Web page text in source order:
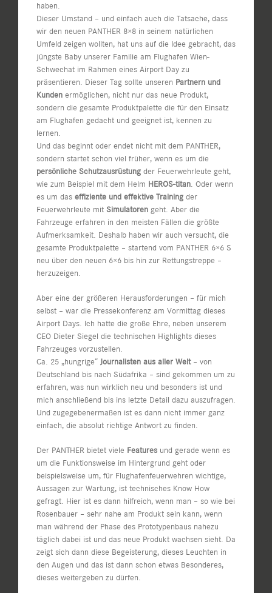
haben.
Dieser Umstand – und einfach auch die Tatsache, dass
wir den neuen PANTHER 8×8 in seinem natürlichen
Umfeld zeigen wollten, hat uns auf die Idee gebracht, das
jüngste Baby unserer Familie am Flughafen Wien-
Schwechat im Rahmen eines Airport Day zu
präsentieren. Dieser Tag sollte unseren Partnern und
Kunden ermöglichen, nicht nur das neue Produkt,
sondern die gesamte Produktpalette die für den Einsatz
am Flughafen gedacht und geeignet ist, kennen zu
lernen.
Und das beginnt oder endet nicht mit dem PANTHER,
sondern startet schon viel früher, wenn es um die
persönliche Schutzausrüstung der Feuerwehrleute geht,
wie zum Beispiel mit dem Helm HEROS-titan. Oder wenn
es um das effiziente und effektive Training der
Feuerwehrleute mit Simulatoren geht. Aber die
Fahrzeuge erfahren in den meisten Fällen die größte
Aufmerksamkeit. Deshalb haben wir auch versucht, die
gesamte Produktpalette – startend vom PANTHER 6×6 S
neu über den neuen 6×6 bis hin zur Rettungstreppe –
herzuzeigen.
Aber eine der größeren Herausforderungen – für mich
selbst – war die Pressekonferenz am Vormittag dieses
Airport Days. Ich hatte die große Ehre, neben unserem
CEO Dieter Siegel die technischen Highlights dieses
Fahrzeuges vorzustellen.
Ca. 25 „hungrige“ Journalisten aus aller Welt– von
Deutschland bis nach Südafrika – sind gekommen um zu
erfahren, was nun wirklich neu und besonders ist und
mich anschließend bis ins letzte Detail dazu auszufragen.
Und zugegebenermaßen ist es dann nicht immer ganz
einfach, die absolut richtige Antwort zu finden.
Der PANTHER bietet viele Features und gerade wenn es
um die Funktionsweise im Hintergrund geht oder
beispielsweise um, für Flughafenfeuerwehren wichtige,
Aussagen zur Wartung, ist technisches Know How
gefragt. Hier ist es dann hilfreich, wenn man – so wie bei
Rosenbauer – sehr nahe am Produkt sein kann, wenn
man während der Phase des Prototypenbaus nahezu
täglich dabei ist und das neue Produkt wachsen sieht. Da
zeigt sich dann diese Begeisterung, dieses Leuchten in
den Augen und das ist dann schon etwas Besonderes,
dieses weitergeben zu dürfen.